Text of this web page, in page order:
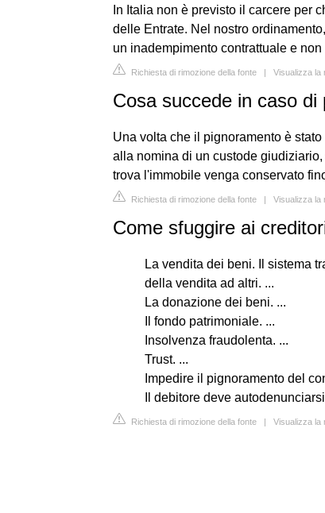
In Italia non è previsto il carcere per
delle Entrate. Nel nostro
un inadempimento contrattuale e
Richiesta di rimozione della fonte | Visualizza la
Cosa succede in caso di
Una volta che il pignoramento è
alla nomina di un custode
trova l'immobile venga conservato
Richiesta di rimozione della fonte | Visualizza la
Come sfuggire ai
La vendita dei beni. Il sistema
della vendita ad altri. ...
La donazione dei beni. ...
Il fondo patrimoniale. ...
Insolvenza fraudolenta. ...
Trust. ...
Impedire il pignoramento del
Il debitore deve
Richiesta di rimozione della fonte | Visualizza la